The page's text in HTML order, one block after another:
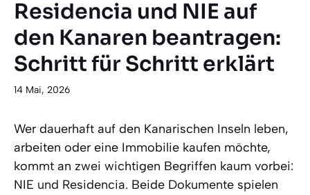
Residencia und NIE auf
den Kanaren beantragen:
Schritt für Schritt erklärt
14 Mai, 2026
Wer dauerhaft auf den Kanarischen Inseln leben,
arbeiten oder eine Immobilie kaufen möchte,
kommt an zwei wichtigen Begriffen kaum vorbei:
NIE und Residencia. Beide Dokumente spielen